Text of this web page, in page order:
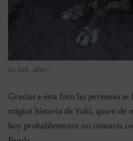
IG: brit_allen_
Gracias a esta foto las personas
trágica historia de Yuki, quien de
hoy probablemente no contaría